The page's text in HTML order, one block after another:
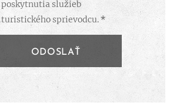
poskytnutia služieb
turistického sprievodcu.
ODOSLAŤ